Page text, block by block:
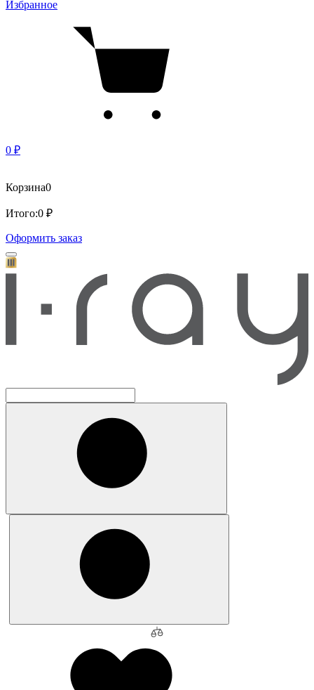
Избранное
0 ₽
Корзина0
Итого:0 ₽
Оформить заказ